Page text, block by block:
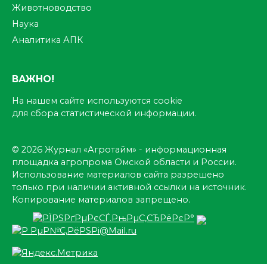
Животноводство
Наука
Аналитика АПК
ВАЖНО!
На нашем сайте используются cookie
для сбора статистической информации.
© 2026 Журнал «Агротайм» - информационная
площадка агропрома Омской области и России.
Использование материалов сайта разрешено
только при наличии активной ссылки на источник.
Копирование материалов запрещено.